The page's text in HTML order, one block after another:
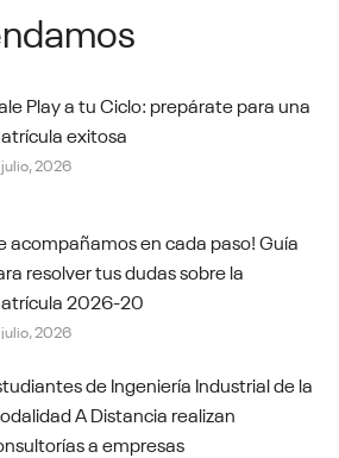
Play a tu Ciclo: prepárate para una
exitosa
julio, 2026
acompañamos en cada paso! Guía
resolver tus dudas sobre la
2026-20
julio, 2026
de Ingeniería Industrial de la
A Distancia realizan
a empresas